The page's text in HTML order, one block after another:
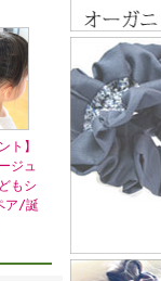
ト】
ジュ
もシ
ア/誕